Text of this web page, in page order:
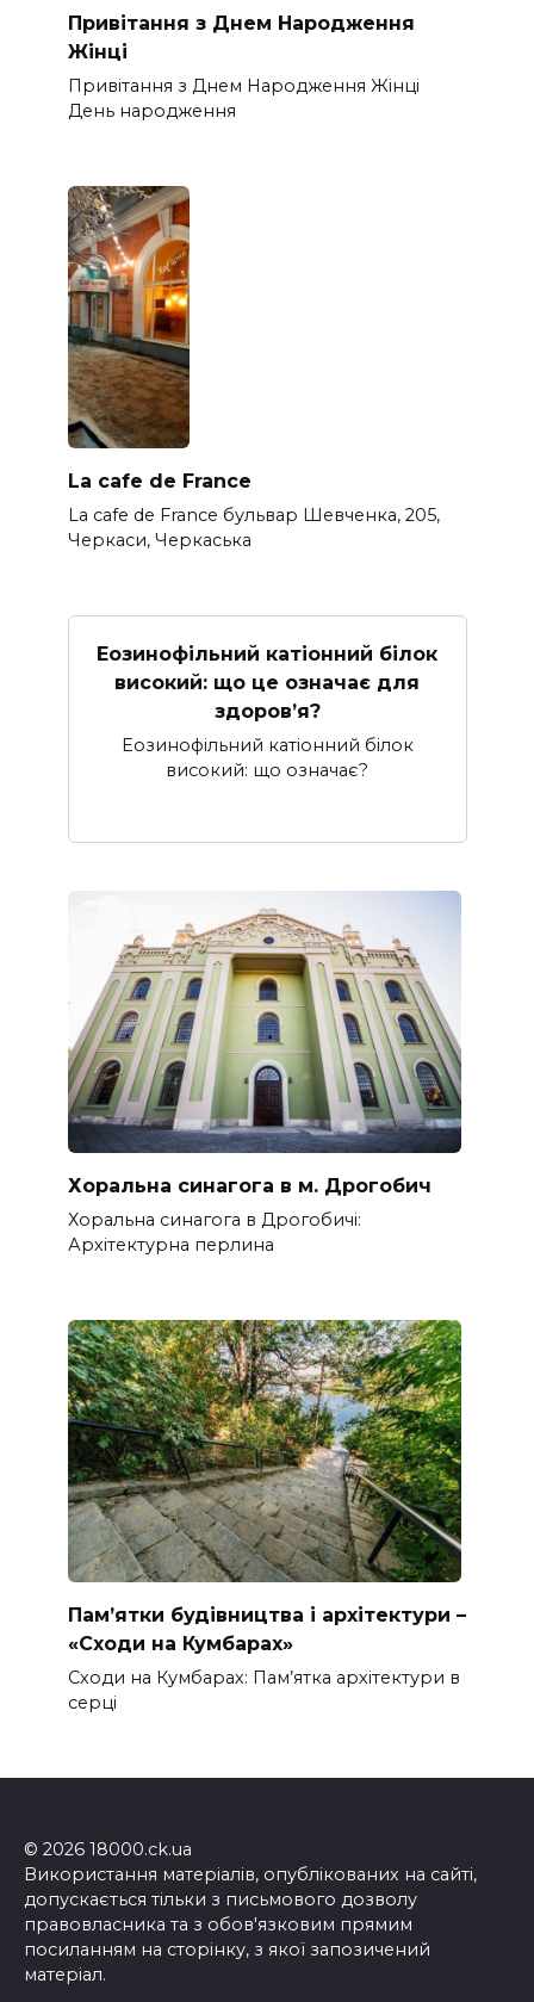
Привітання з Днем Народження
Жінці
Привітання з Днем Народження Жінці
День народження
La cafe de France
La cafe de France бульвар Шевченка, 205,
Черкаси, Черкаська
Еозинофільний катіонний білок
високий: що це означає для
здоров’я?
Еозинофільний катіонний білок
високий: що означає?
Хоральна синагога в м. Дрогобич
Хоральна синагога в Дрогобичі:
Архітектурна перлина
Пам’ятки будівництва і архітектури –
«Сходи на Кумбарах»
Сходи на Кумбарах: Пам’ятка архітектури в
серці
© 2026 18000.ck.ua
Використання матеріалів, опублікованих на сайті,
допускається тільки з письмового дозволу
правовласника та з обов'язковим прямим
посиланням на сторінку, з якої запозичений
матеріал.